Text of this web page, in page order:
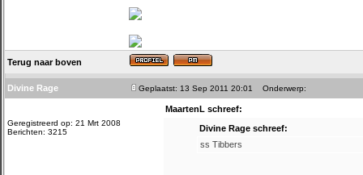
Terug naar boven
Divine Rage Geplaatst: 13 Sep 2011 20:01 Onderwerp:
Geregistreerd op: 21 Mrt 2008
Berichten: 3215
MaartenL schreef:
Divine Rage schreef:
ss Tibbers